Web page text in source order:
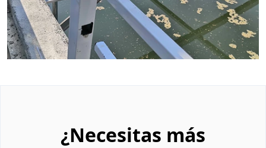
¿Necesitas más